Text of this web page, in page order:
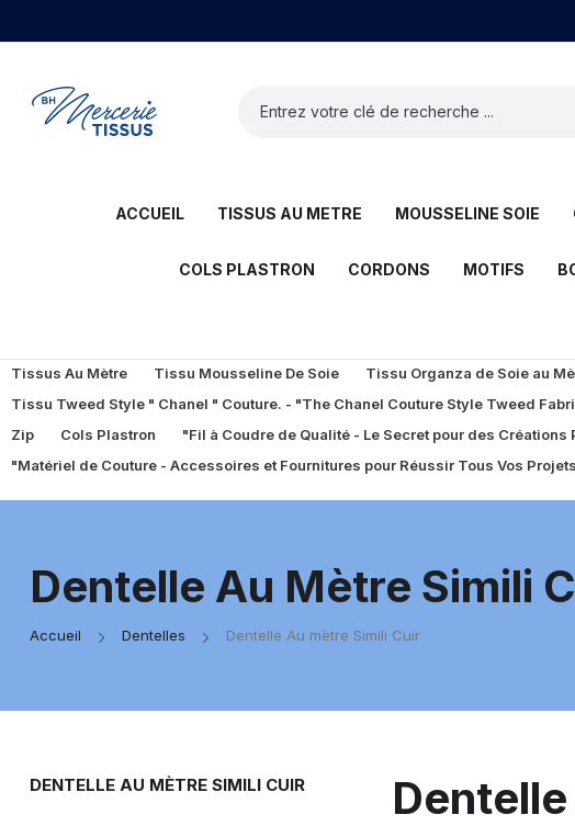
ACCUEIL TISSUS AU METRE MOUSSELINE SOIE
COLS PLASTRON CORDONS MOTIFS
Tissus Au Mètre Tissu Mousseline De Soie Tissu Organza de Soie au
Tissu Tweed Style " Chanel " Couture. - "The Chanel Couture Style Tweed
Zip
Cols Plastron "Fil à Coudre de Qualité - Le Secret pour des Créations
"Matériel de Couture - Accessoires et Fournitures pour Réussir Tous Vos
Dentelle Au Mètre Simili
Accueil Dentelles Dentelle Au mètre Simili Cuir
DENTELLE AU MÈTRE SIMILI CUIR